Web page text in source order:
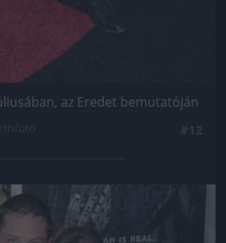
az Eredet bemutatóján
még kép!